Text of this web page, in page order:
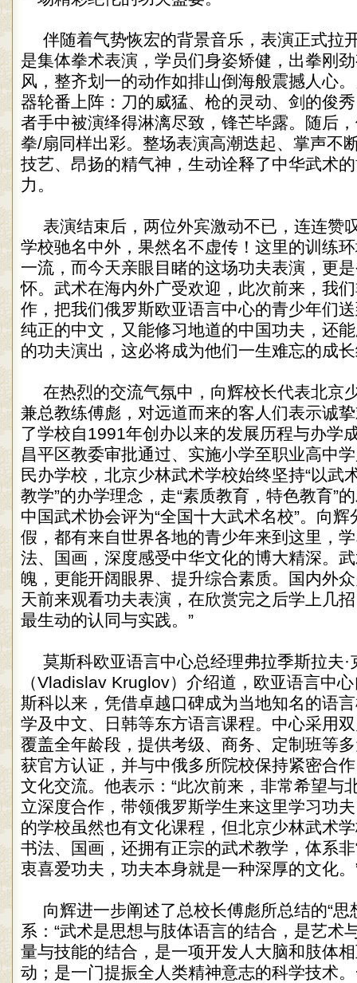
伴随着气势恢宏的背景音乐，表演正式拉
是集体拳术表演，学员们身姿矫健，出拳刚
风，整齐划一的动作如排山倒海般震撼人心
器轮番上阵：刀的威猛、枪的灵动、剑的俊
者手中被演绎得淋漓尽致，锋芒毕露。随后
拳/扇同样出彩。整场表演高潮迭起、掌声不
技艺、昂扬的精气神，生动诠释了中华武术
力。
表演结束后，两位外宾激动不已，连连赞
学校驰名中外，果然名不虚传！这里的训练
一流，而今天亲眼目睹的这场功夫表演，更
怀。武术在海内外广受欢迎，此次前来，我
作，把我们俄罗斯欧亚语言中心的青少年们
纯正的中文，又能修习地道的中国功夫，还
的功夫演出，这必将成为他们一生难忘的成长
在热烈的交流气氛中，向辉校长代表北京
兼总教练傅彪，对远道而来的客人们表示诚
了学校自1991年创办以来的发展历程与办学
昌平区教委审批通过、实施小学至职业高中
民办学校，北京少林武术学校始终坚持“以武
教学”的办学理念，走“素质教育，特色教育”
中国武术协会评为“全国十大武术名校”。向辉
假，都有来自世界各地的青少年来到这里，
法、国画，深度感受中华文化的博大精深。
魄，更能开阔眼界、提升综合素质。国内外
天前来观看功夫表演，在欣赏完之后学上几
最生动的认同与实践。”
莫斯科欧亚语言中心总经理弗拉季斯拉夫·
（Vladislav Kruglov）介绍道，欧亚语言中
斯科以来，凭借卓越口碑成为当地知名的语
学及中文、日韩等东方语言课程。中心采用
覆盖全年龄段，提供考级、商务、定制班等
获官方认证，并与中俄多所院校保持紧密合
文化交流。他表示：“此次前来，非常希望与
立深度合作，带领俄罗斯学生来这里学习功
的学校虽然也有文化课程，但北京少林武术
书法、国画，还拥有正宗的武术教学，体系
衷喜爱功夫，功夫本身就是一种深厚的文化。
向辉进一步阐述了总校长傅彪所总结的“思
系：“武术是思想与肢体语言的结合，是艺术
量与技能的结合，是一项开发人大脑和肢体
动；是一门提振全人类精神意志的科学技术